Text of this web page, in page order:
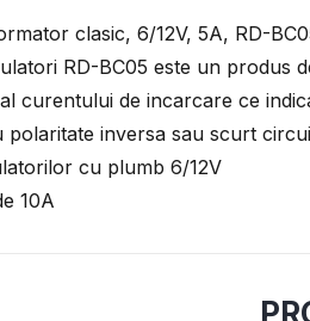
clasic, 6/12V, 5A, RD-
RD-BC05 este un produs
curentului de incarcare ce
polaritate inversa sau scurt
cu plumb 6/12V
10A